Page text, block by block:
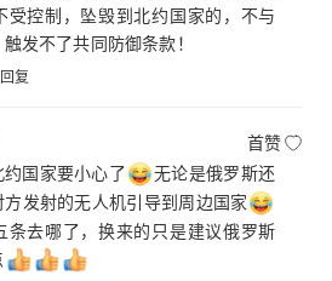
受控制，坠毁到北约国家的，不与
发不了共同防御条款！
回复
首赞
国家要小心了
无论是俄罗斯还
发射的无人机引导到周边国家
条去哪了，换来的只是建议俄罗斯